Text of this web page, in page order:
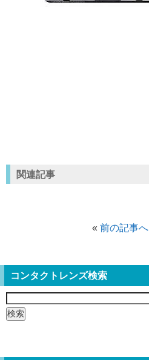
関連記事
« 前の記事へ
コンタクトレンズ検索
検
索: